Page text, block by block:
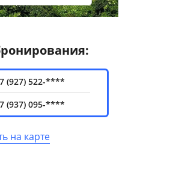
(927) 522-****
(937) 095-****
на карте